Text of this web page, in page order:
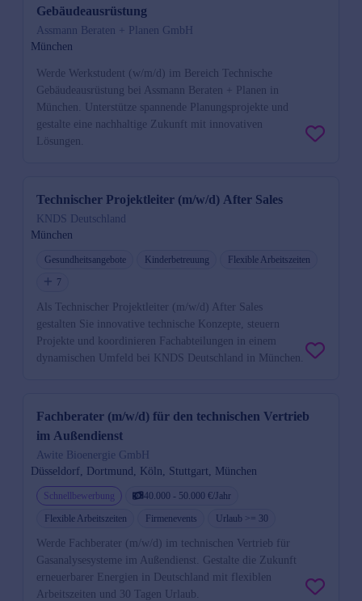
Gebäudeausrüstung
Assmann Beraten + Planen GmbH
München
Werde Werkstudent (w/m/d) im Bereich Technische
Gebäudeausrüstung bei Assmann Beraten + Planen in
München. Unterstütze spannende Planungsprojekte und
gestalte eine nachhaltige Zukunft mit innovativen
Lösungen.
Technischer Projektleiter (m/w/d) After Sales
KNDS Deutschland
München
Gesundheitsangebote Kinderbetreuung
Flexible Arbeitszeiten
7
Als Technischer Projektleiter (m/w/d) After Sales
gestalten Sie innovative technische Konzepte, steuern
Projekte und koordinieren Fachabteilungen in einem
dynamischen Umfeld bei KNDS Deutschland in München.
Fachberater (m/w/d) für den technischen Vertrieb
im Außendienst
Awite Bioenergie GmbH
Düsseldorf, Dortmund, Köln, Stuttgart, München
Schnellbewerbung
40.000 - 50.000 €/Jahr
Flexible Arbeitszeiten
Firmenevents Urlaub >= 30
Werde Fachberater (m/w/d) im technischen Vertrieb für
Gasanalysesysteme im Außendienst. Gestalte die Zukunft
erneuerbarer Energien in Deutschland mit flexiblen
Arbeitszeiten und 30 Tagen Urlaub.